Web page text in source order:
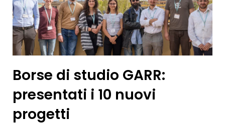
Borse di studio GARR:
presentati i 10 nuovi
progetti